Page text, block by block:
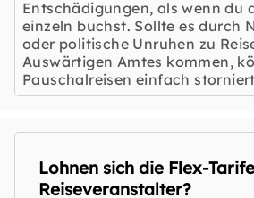
Entschädigungen, als wenn du
einzeln buchst. Sollte es durch
oder politische Unruhen zu
Auswärtigen Amtes kommen,
Pauschalreisen einfach
Lohnen sich die Flex-
Reiseveranstalter?